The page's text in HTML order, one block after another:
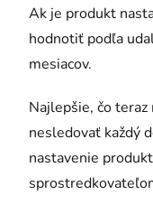
Ak je produkt
hodnotiť podľa
mesiacov.
Najlepšie, čo
nesledovať každý
nastavenie